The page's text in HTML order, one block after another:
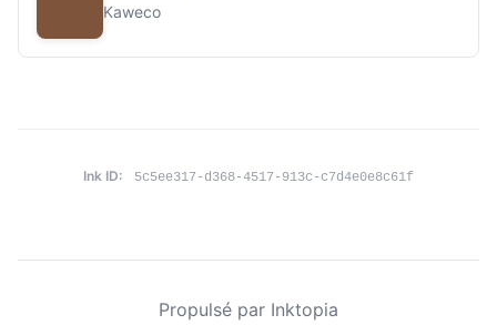
Kaweco
Ink ID: 5c5ee317-d368-4517-913c-c7d4e0e8c61f
Propulsé par Inktopia